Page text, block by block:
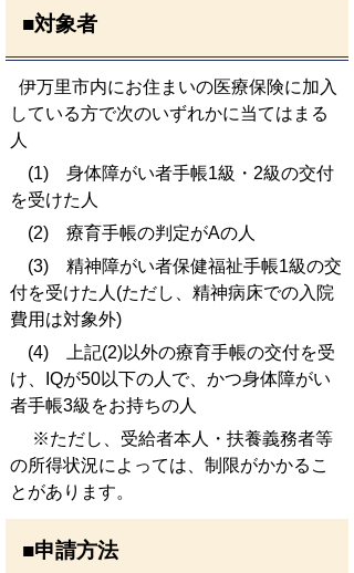
■対象者
伊万里市内にお住まいの医療保険に加入
している方で次のいずれかに当てはまる
人
(1) 身体障がい者手帳1級・2級の交付
を受けた人
(2) 療育手帳の判定がAの人
(3) 精神障がい者保健福祉手帳1級の交
付を受けた人(ただし、精神病床での入院
費用は対象外)
(4) 上記(2)以外の療育手帳の交付を受
け、IQが50以下の人で、かつ身体障がい
者手帳3級をお持ちの人
※ただし、受給者本人・扶養義務者等
の所得状況によっては、制限がかかるこ
とがあります。
■申請方法